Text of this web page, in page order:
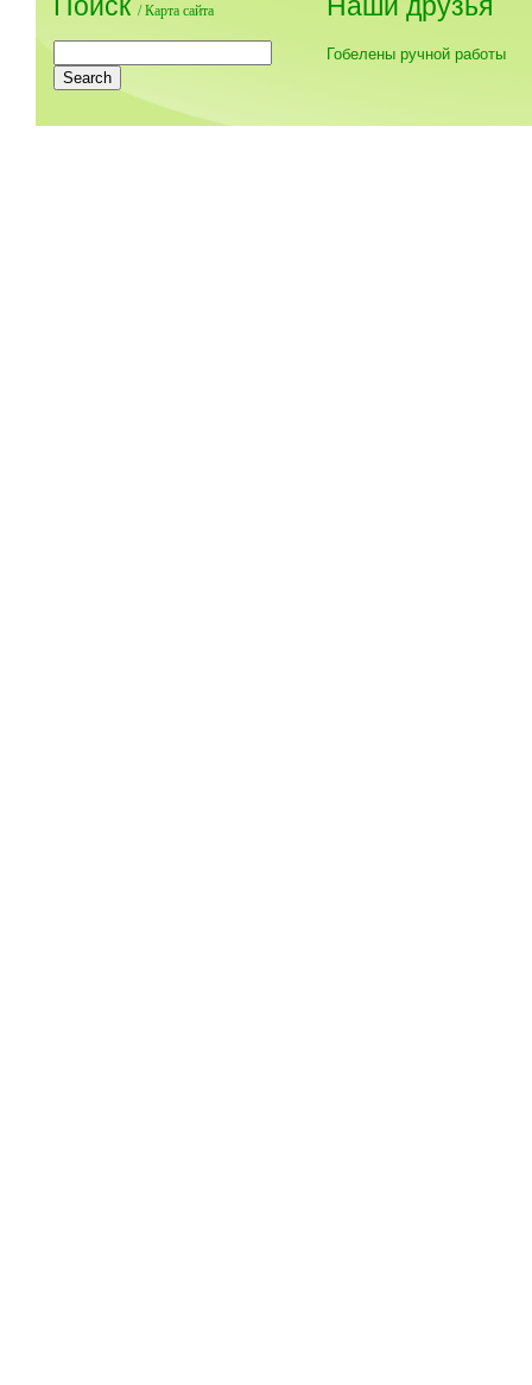
Поиск /Карта сайта Наши друзья
Гобелены ручной работы